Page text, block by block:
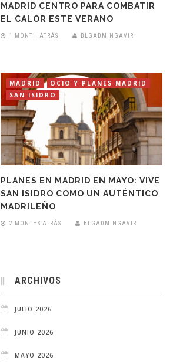
MADRID CENTRO PARA COMBATIR
EL CALOR ESTE VERANO
1 MONTH ATRÁS BLGADMINGAVIR
MADRID
OCIO Y PLANES MADRID
SAN ISIDRO
PLANES EN MADRID EN MAYO: VIVE
SAN ISIDRO COMO UN AUTÉNTICO
MADRILEÑO
2 MONTHS ATRÁS BLGADMINGAVIR
ARCHIVOS
JULIO 2026
JUNIO 2026
MAYO 2026